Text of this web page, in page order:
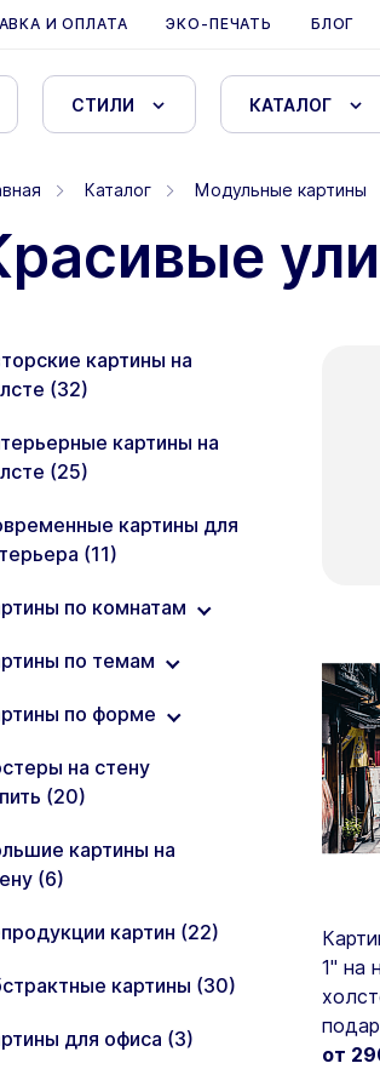
И ОПЛАТА ЭКО-ПЕЧАТЬ БЛОГ
СТИЛИ КАТАЛОГ
Каталог Модульные картины
картины на
(32)
картины на
(25)
картины для
(11)
по комнатам
Картины в гостиную (11)
Картины в спальню (6)
Картины на кухню (7)
по темам
Картины триптих (19)
Картины Двойная
Экспозиция (24)
Картины Арт (52)
по форме
Круглые картины (26)
на стену
(20)
картины на
(6)
картин (22)
картины (30)
для офиса (3)
1" на
от